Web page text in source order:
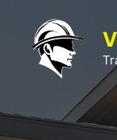
contenu